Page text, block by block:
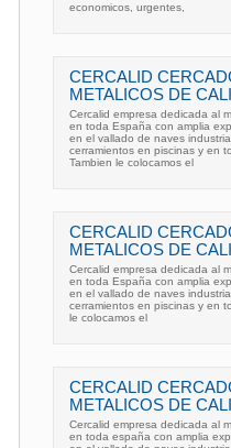
economicos, urgentes,
CERCALID
METALICOS DE
Cercalid empresa dedicada al
en toda España con amplia
en el vallado de naves
cerramientos en piscinas y en
Tambien le colocamos el
CERCALID
METALICOS DE
Cercalid empresa dedicada al
en toda España con amplia
en el vallado de naves
cerramientos en piscinas y en
le colocamos el
CERCALID
METALICOS DE
Cercalid empresa dedicada al
en toda españa con amplia